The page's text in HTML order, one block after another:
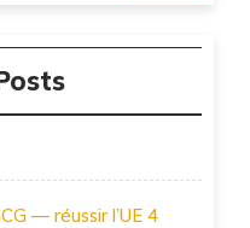
— réussir l’UE 4